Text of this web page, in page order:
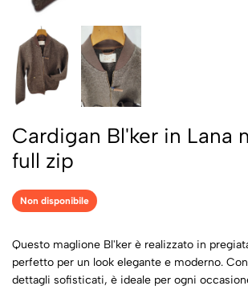
Cardigan Bl'ker in Lana
full zip
Non disponibile
Questo maglione Bl'ker è realizzato in
perfetto per un look elegante e moderno.
dettagli sofisticati, è ideale per ogni